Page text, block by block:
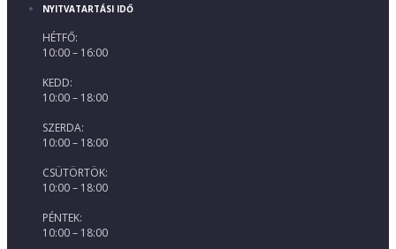
NYITVATARTÁSI IDŐ
HÉTFŐ:
10:00 – 16:00
KEDD:
10:00 – 18:00
SZERDA:
10:00 – 18:00
CSÜTÖRTÖK:
10:00 – 18:00
PÉNTEK:
10:00 – 18:00